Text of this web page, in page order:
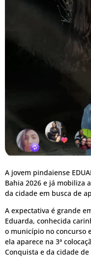
A jovem pindaiense
Bahia 2026 e já mobiliza
da cidade em busca de
A expectativa é grande
Eduarda, conhecida
o município no concurso
ela aparece na 3ª
Conquista e da cidade de